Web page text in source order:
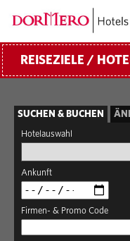
REISEZIELE /
SUCHEN & BUCHEN
Hotelauswahl
Ankunft
Firmen- & Promo Code